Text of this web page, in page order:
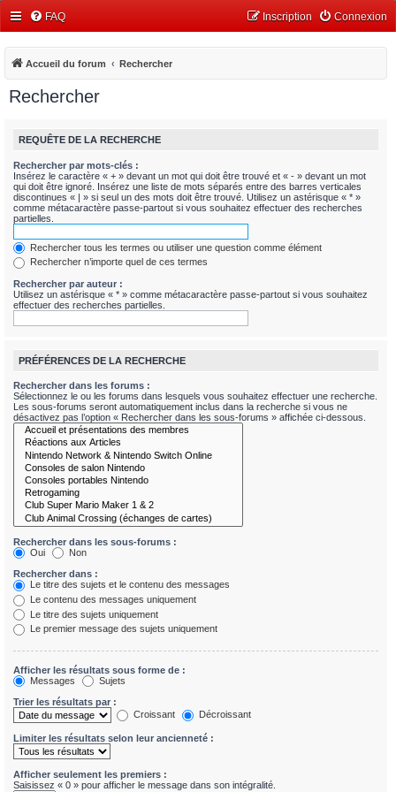
FAQ Connexion
Inscription
Accueil du forum Rechercher
Rechercher
REQUÊTE DE LA RECHERCHE
Rechercher par mots-clés :
Insérez le caractère « + » devant un mot qui doit être trouvé et « - » devant un mot
qui doit être ignoré. Insérez une liste de mots séparés entre des barres verticales
discontinues « | » si seul un des mots doit être trouvé. Utilisez un astérisque « * »
comme métacaractère passe-partout si vous souhaitez effectuer des recherches
partielles.
Rechercher tous les termes ou utiliser une question comme élément
Rechercher n’importe quel de ces termes
Rechercher par auteur :
Utilisez un astérisque « * » comme métacaractère passe-partout si vous souhaitez
effectuer des recherches partielles.
PRÉFÉRENCES DE LA RECHERCHE
Rechercher dans les forums :
Sélectionnez le ou les forums dans lesquels vous souhaitez effectuer une recherche.
Les sous-forums seront automatiquement inclus dans la recherche si vous ne
désactivez pas l’option « Rechercher dans les sous-forums » affichée ci-dessous.
Rechercher dans les sous-forums :
Oui
Non
Rechercher dans :
Le titre des sujets et le contenu des messages
Le contenu des messages uniquement
Le titre des sujets uniquement
Le premier message des sujets uniquement
Afficher les résultats sous forme de :
Messages
Sujets
Trier les résultats par :
Croissant
Décroissant
Limiter les résultats selon leur ancienneté :
Afficher seulement les premiers :
Saisissez « 0 » pour afficher le message dans son intégralité.